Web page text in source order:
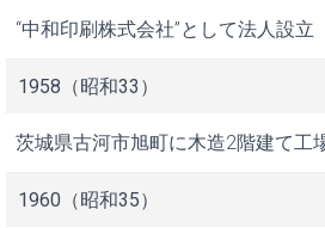
“中和印刷株式会社”として法人設立
1958（昭和33）
茨城県古河市旭町に木造2階建て工
1960（昭和35）